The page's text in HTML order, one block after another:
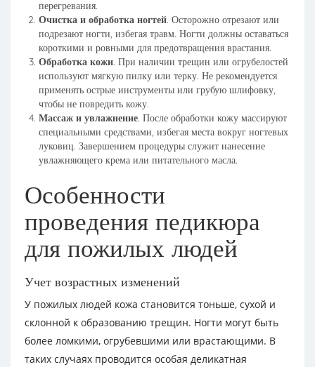
перегревания.
Очистка и обработка ногтей. Осторожно отрезают или
подрезают ногти, избегая травм. Ногти должны оставаться
короткими и ровными для предотвращения врастания.
Обработка кожи. При наличии трещин или огрубелостей
используют мягкую пилку или терку. Не рекомендуется
применять острые инструменты или грубую шлифовку,
чтобы не повредить кожу.
Массаж и увлажнение. После обработки кожу массируют
специальными средствами, избегая места вокруг ногтевых
луковиц. Завершением процедуры служит нанесение
увлажняющего крема или питательного масла.
Особенности
проведения педикюра
для пожилых людей
Учет возрастных изменений
У пожилых людей кожа становится тоньше, сухой и
склонной к образованию трещин. Ногти могут быть
более ломкими, огрубевшими или врастающими. В
таких случаях проводится особая деликатная